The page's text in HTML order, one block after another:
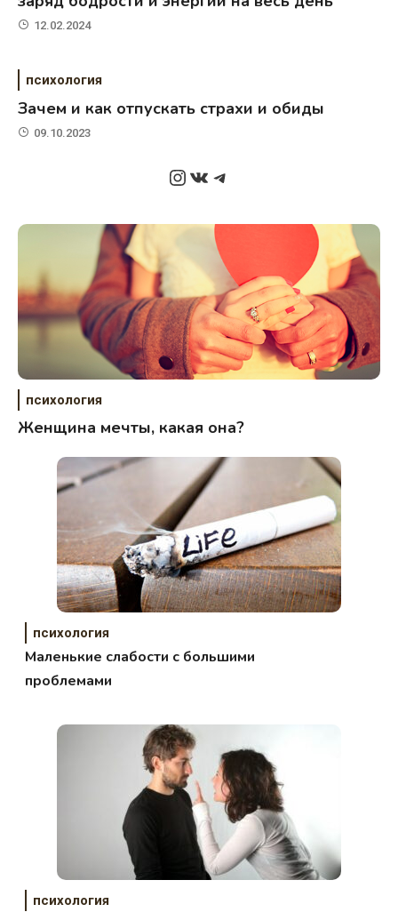
12.02.2024
психология
Зачем и как отпускать страхи и обиды
09.10.2023
Instagram
ВКонтакте
Telegram
психология
Женщина мечты, какая она?
психология
Маленькие слабости с большими
проблемами
психология